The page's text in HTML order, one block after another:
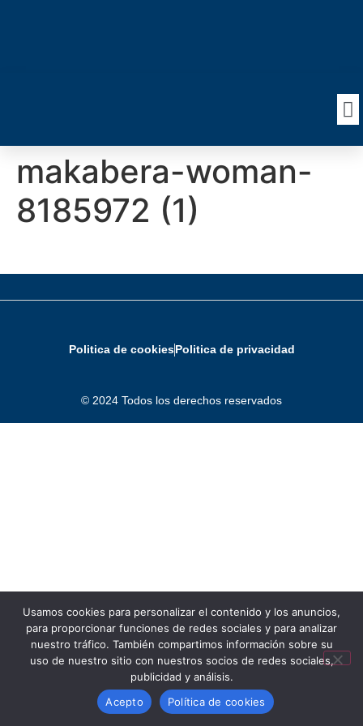
makabera-woman-
8185972 (1)
Politica de cookiesPolitica de privacidad
© 2024 Todos los derechos reservados
Usamos cookies para personalizar el contenido y los anuncios,
para proporcionar funciones de redes sociales y para analizar
nuestro tráfico. También compartimos información sobre su
uso de nuestro sitio con nuestros socios de redes sociales,
publicidad y análisis.
Acepto
Política de cookies